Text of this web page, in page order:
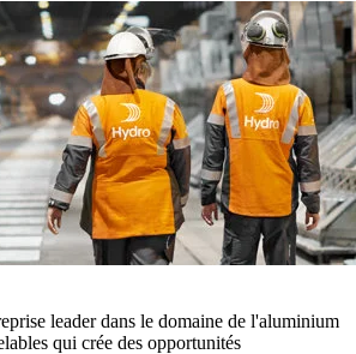
leader dans le domaine de l'aluminium
qui crée des opportunités